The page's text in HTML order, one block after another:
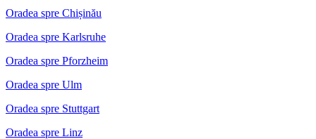
Oradea spre Chișinău
Oradea spre Karlsruhe
Oradea spre Pforzheim
Oradea spre Ulm
Oradea spre Stuttgart
Oradea spre Linz